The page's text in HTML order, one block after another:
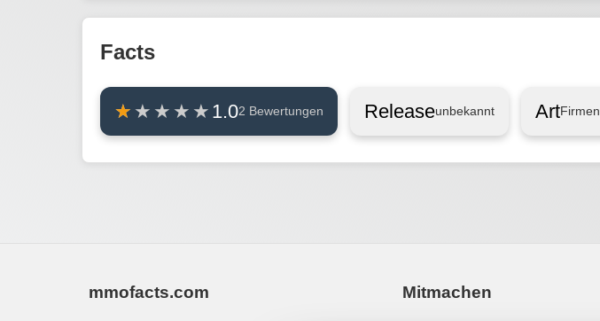
Facts
1.02 Bewertungen Releaseunbekannt ArtFirmen
mmofacts.com Mitmachen